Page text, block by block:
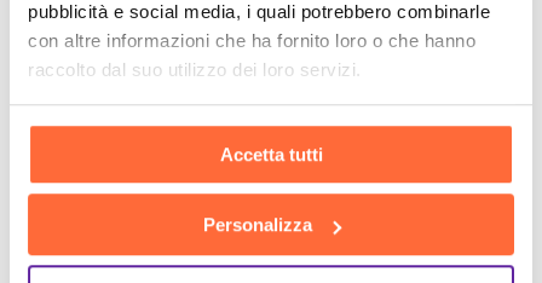
pubblicità e social media, i quali potrebbero combinarle
con altre informazioni che ha fornito loro o che hanno
raccolto dal suo utilizzo dei loro servizi.
Accetta tutti
Personalizza